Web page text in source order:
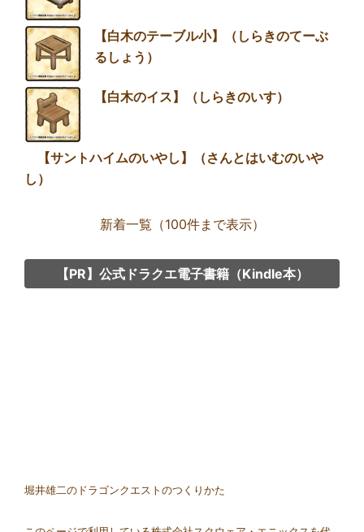
【白木のベッド】（しらきのべっど）
るしょう）
のいやし）